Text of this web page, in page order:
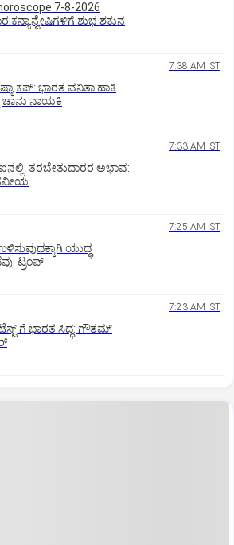
7-8-2026
ಶುಭ ಶಕುನ
7:38 AM IST
ಕಪ್‌: ಭಾರತ ವನಿತಾ ಹಾಕಿ
ಚಾನು ನಾಯಕಿ
7:33 AM IST
ತರಬೇತುದಾರರ ಅಭಾವ:
7:25 AM IST
ಯುದ್ಧ
ಟ್ರಂಪ್‌
7:23 AM IST
ಗೆ ಭಾರತ ಸಿದ್ಧ: ಗೌತಮ್‌